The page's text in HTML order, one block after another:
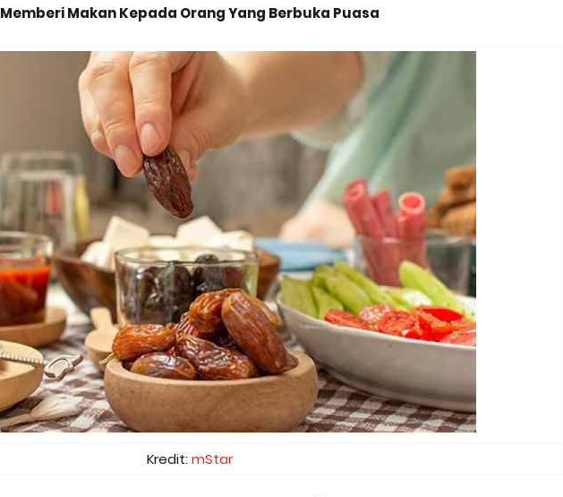
Memberi Makan Kepada Orang Yang Berbuka Puasa
Kredit: mStar